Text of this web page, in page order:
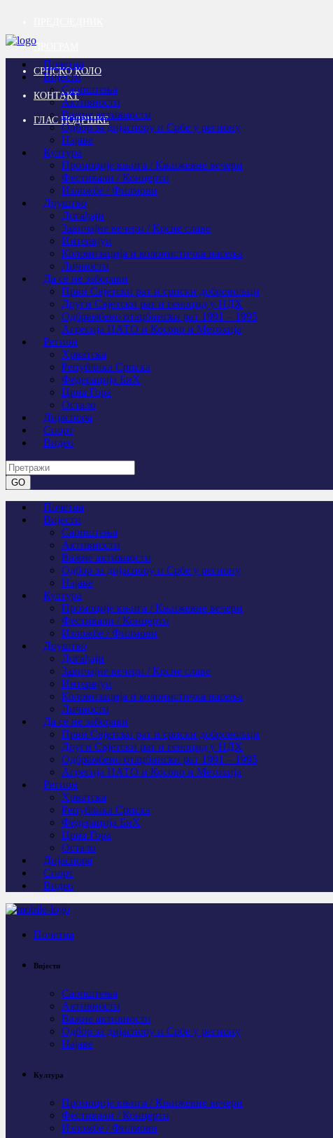
ПРОГРАМ
СРПСКО КОЛО
КОНТАКТ
ГЛАС ПОДРШКЕ
Почетна
Вијести
Саопштења
Активности
Важне активности
Одбор за дијаспору и Србе у региону
Најаве
Култура
Промоције књига / Књижевне вечери
Фестивали / Концерти
Изложбе / Филмови
Друштво
Догађаји
Завичајне вечери / Крсне славе
Интервјуи
Колонизација и колонистичка насеља
Личности
Да се не заборави
Први Свјeтски рат и српски добровољци
Други Свјетски рат и геноцид у НДХ
Одбрамбено отаџбински рат 1991 – 1995
Агресија НАТО и Косово и Метохија
Регион
Хрватска
Република Српска
Федерација БиХ
Црна Гора
Остало
Дијаспора
Спорт
Видео
Почетна
Вијести
Саопштења
Активности
Важне активности
Одбор за дијаспору и Србе у региону
Најаве
Култура
Промоције књига / Књижевне вечери
Фестивали / Концерти
Изложбе / Филмови
Друштво
Догађаји
Завичајне вечери / Крсне славе
Интервјуи
Колонизација и колонистичка насеља
Личности
Да се не заборави
Први Свјeтски рат и српски добровољци
Други Свјетски рат и геноцид у НДХ
Одбрамбено отаџбински рат 1991 – 1995
Агресија НАТО и Косово и Метохија
Регион
Хрватска
Република Српска
Федерација БиХ
Црна Гора
Остало
Дијаспора
Спорт
Видео
Почетна
Вијести
Саопштења
Активности
Важне активности
Одбор за дијаспору и Србе у региону
Најаве
Култура
Промоције књига / Књижевне вечери
Фестивали / Концерти
Изложбе / Филмови